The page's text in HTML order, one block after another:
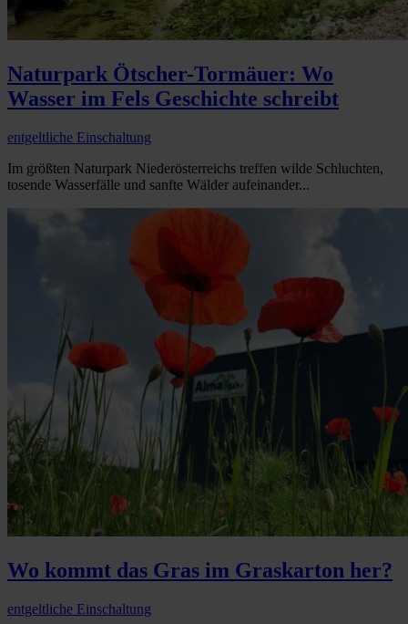
Naturpark Ötscher-Tormäuer: Wo
Wasser im Fels Geschichte schreibt
entgeltliche Einschaltung
Im größten Naturpark Niederösterreichs treffen wilde Schluchten,
tosende Wasserfälle und sanfte Wälder aufeinander...
Wo kommt das Gras im Graskarton her?
entgeltliche Einschaltung